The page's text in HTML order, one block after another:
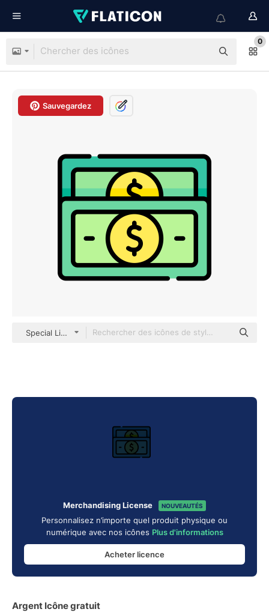
0
Sauvegardez
Special Lineal color
Merchandising License NOUVEAUTÉS
Personnalisez n’importe quel produit physique ou
numérique avec nos icônes Plus d'informations
Acheter licence
Argent Icône gratuit